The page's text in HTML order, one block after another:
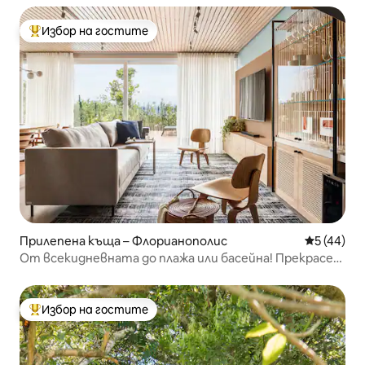
Най-популярен избор на гостите
Избор на гостите
Прилепена къща – Флорианополис Средна
5 (44)
От всекидневната до плажа или басейна! Прекрасен
Най-популярен избор на гостите
Избор на гостите